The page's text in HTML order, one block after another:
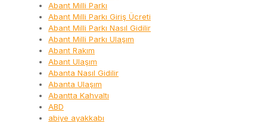
Abant Milli Parkı
Abant Milli Parkı Giriş Ücreti
Abant Milli Parkı Nasıl Gidilir
Abant Milli Parkı Ulaşım
Abant Rakım
Abant Ulaşım
Abanta Nasıl Gidilir
Abanta Ulaşım
Abantta Kahvaltı
ABD
abiye ayakkabı